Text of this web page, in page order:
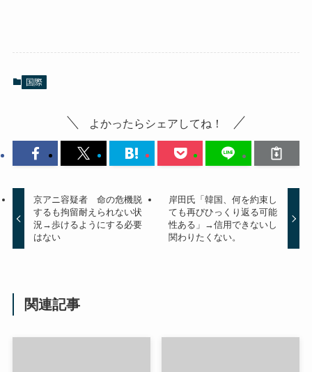
国際
よかったらシェアしてね！
京アニ容疑者 命の危機脱
するも拘留耐えられない状
況→歩けるようにする必要
はない
岸田氏「韓国、何を約束し
ても再びひっくり返る可能
性ある」→信用できないし
関わりたくない。
関連記事